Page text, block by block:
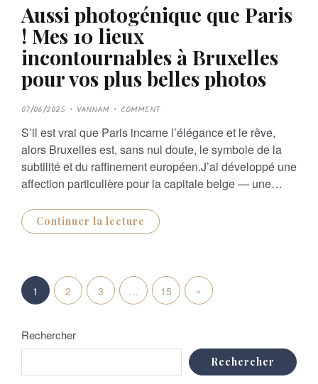
Aussi photogénique que Paris
! Mes 10 lieux
incontournables à Bruxelles
pour vos plus belles photos
P
O
T
E
D
O
N
07/06/2025 VANNAM COMMENT
S’il est vrai que Paris incarne l’élégance et le rêve,
alors Bruxelles est, sans nul doute, le symbole de la
subtilité et du raffinement européen.J’ai développé une
affection particulière pour la capitale belge — une…
Continuer la lecture
P
a
g
i
1 2 3 … 15
N
x
t
»
Rechercher
Rechercher